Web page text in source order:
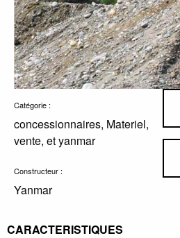
Catégorie :
concessionnaires, Materiel,
vente, et yanmar
Constructeur :
Yanmar
CARACTERISTIQUES